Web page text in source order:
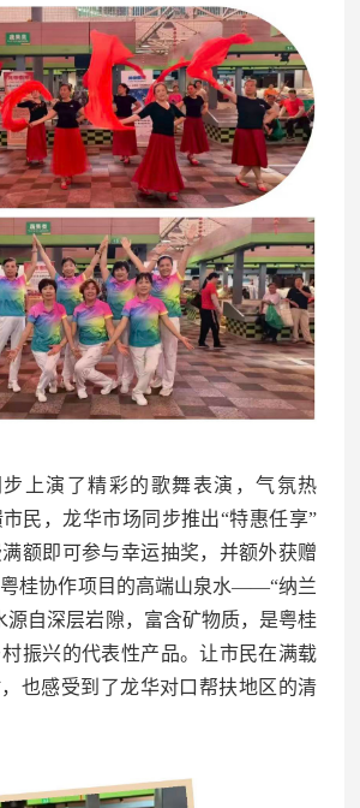
上演了精彩的歌舞表演，气氛热
民，龙华市场同步推出“特惠任享”
额即可参与幸运抽奖，并额外获赠
桂协作项目的高端山泉水——“纳兰
源自深层岩隙，富含矿物质，是粤桂
振兴的代表性产品。让市民在满载
也感受到了龙华对口帮扶地区的清